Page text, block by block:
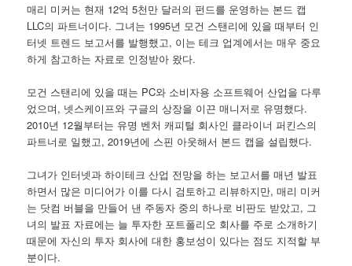
매리 미커는 현재 12억 5천만 달러의 펀드를 운영하는 본드 캡
LLC의 파트너이다. 그녀는 1995년 모건 스탠리에 있을 때부터 인
터넷 트렌드 보고서를 발행했고, 이는 테크 업계에서는 매우 중요
하게 참고하는 자료로 인정받아 왔다.
모건 스탠리에 있을 때는 PC와 소비자용 소프트웨어 산업을 다루
었으며, 넷스케이프와 구글의 상장을 이끈 매니저로 유명했다.
2010년 12월부터는 유명 벤처 캐피털 회사인 클라이너 퍼킨스의
파트너로 일했고, 2019년에 스핀 아웃해서 본드 캡을 설립했다.
그녀가 인터넷과 하이테크 산업 전망을 하는 보고서를 매년 발표
하면서 많은 미디어가 이를 다시 검토하고 리뷰하지만, 매리 미커
는 닷컴 버블을 만들어 낸 주동자 중의 하나로 비판도 받았고, 그
녀의 발표 자료에는 늘 투자한 포트폴리오 회사를 주로 소개하기
때문에 자신의 투자 회사에 대한 홍보성이 있다는 점도 지적할 부
분이다.